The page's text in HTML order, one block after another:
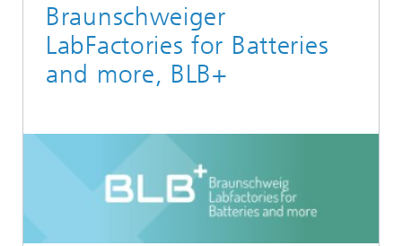
Braunschweiger
LabFactories for Batteries
and more, BLB+